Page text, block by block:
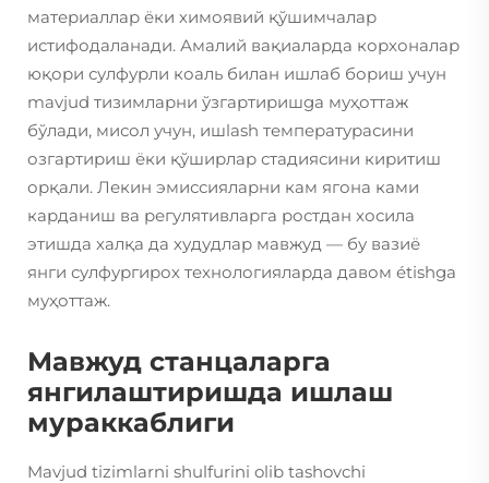
материаллар ёки химоявий қўшимчалар
истифодаланади. Амалий вақиаларда корхоналар
юқори сулфурли коаль билан ишлаб бориш учун
mavjud тизимларни ўзгартиришga муҳоттаж
бўлади, мисол учун, ишlash температурасини
озгартириш ёки қўширлар стадиясини киритиш
орқали. Лекин эмиссияларни кам ягона ками
карданиш ва регулятивларга ростдан хосила
этишда халқа да худудлар мавжуд — бу вазиё
янги сулфургирох технологияларда давом étishga
муҳоттаж.
Мавжуд станцаларга
янгилаштиришда ишлаш
мураккаблиги
Mavjud tizimlarni shulfurini olib tashovchi